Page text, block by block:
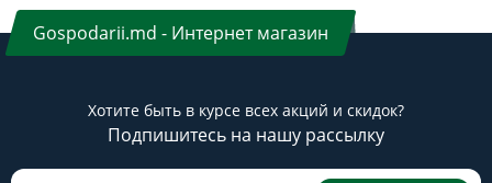
Gospodarii.md - Интернет магазин
Хотите быть в курсе всех акций и скидок?
Подпишитесь на нашу рассылку